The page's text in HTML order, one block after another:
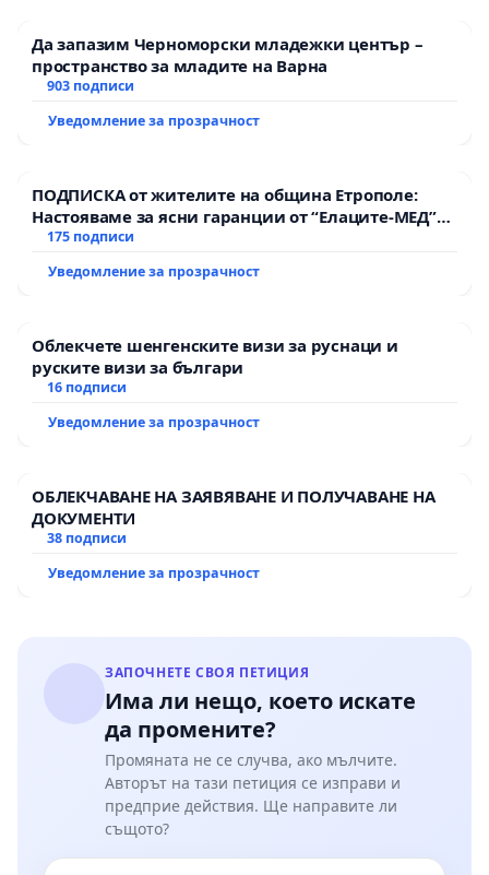
Да запазим Черноморски младежки център –
пространство за младите на Варна
903 подписи
Уведомление за прозрачност
ПОДПИСКА от жителите на община Етрополе:
Настояваме за ясни гаранции от “Елаците-МЕД”
АД и от държавата, че ще се изпълнят всички
175 подписи
Уведомление за прозрачност
Облекчете шенгенските визи за руснаци и
руските визи за българи
16 подписи
Уведомление за прозрачност
ОБЛЕКЧАВАНЕ НА ЗАЯВЯВАНЕ И ПОЛУЧАВАНЕ НА
ДОКУМЕНТИ
38 подписи
Уведомление за прозрачност
ЗАПОЧНЕТЕ СВОЯ ПЕТИЦИЯ
Има ли нещо, което искате
да промените?
Промяната не се случва, ако мълчите.
Авторът на тази петиция се изправи и
предприе действия. Ще направите ли
същото?